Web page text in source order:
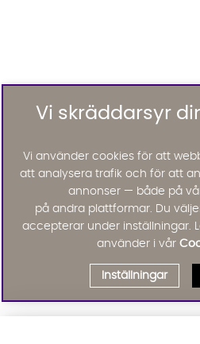
Vi skräddarsyr
Vi använder cookies för att
att analysera trafik och för att
annonser — både på
på andra plattformar. Du
accepterar under inställningar.
använder i vår
Inställningar